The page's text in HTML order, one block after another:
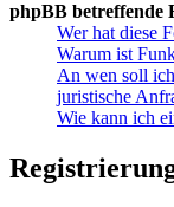
phpBB betreffende
Wer hat diese
Warum ist
An wen soll
juristische
Wie kann ich